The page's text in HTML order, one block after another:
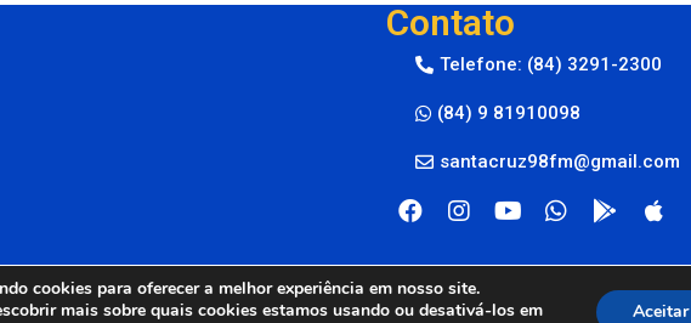
Contato
Telefone: (84) 3291-2300
(84) 9 81910098
santacruz98fm@gmail.com
cookies para oferecer a melhor experiência em nosso site.
mais sobre quais cookies estamos usando ou desativá-los em
Aceitar